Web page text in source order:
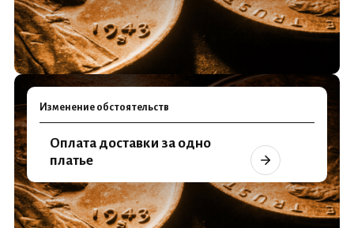
Изменение обстоятельств
Оплата доставки за одно
платье